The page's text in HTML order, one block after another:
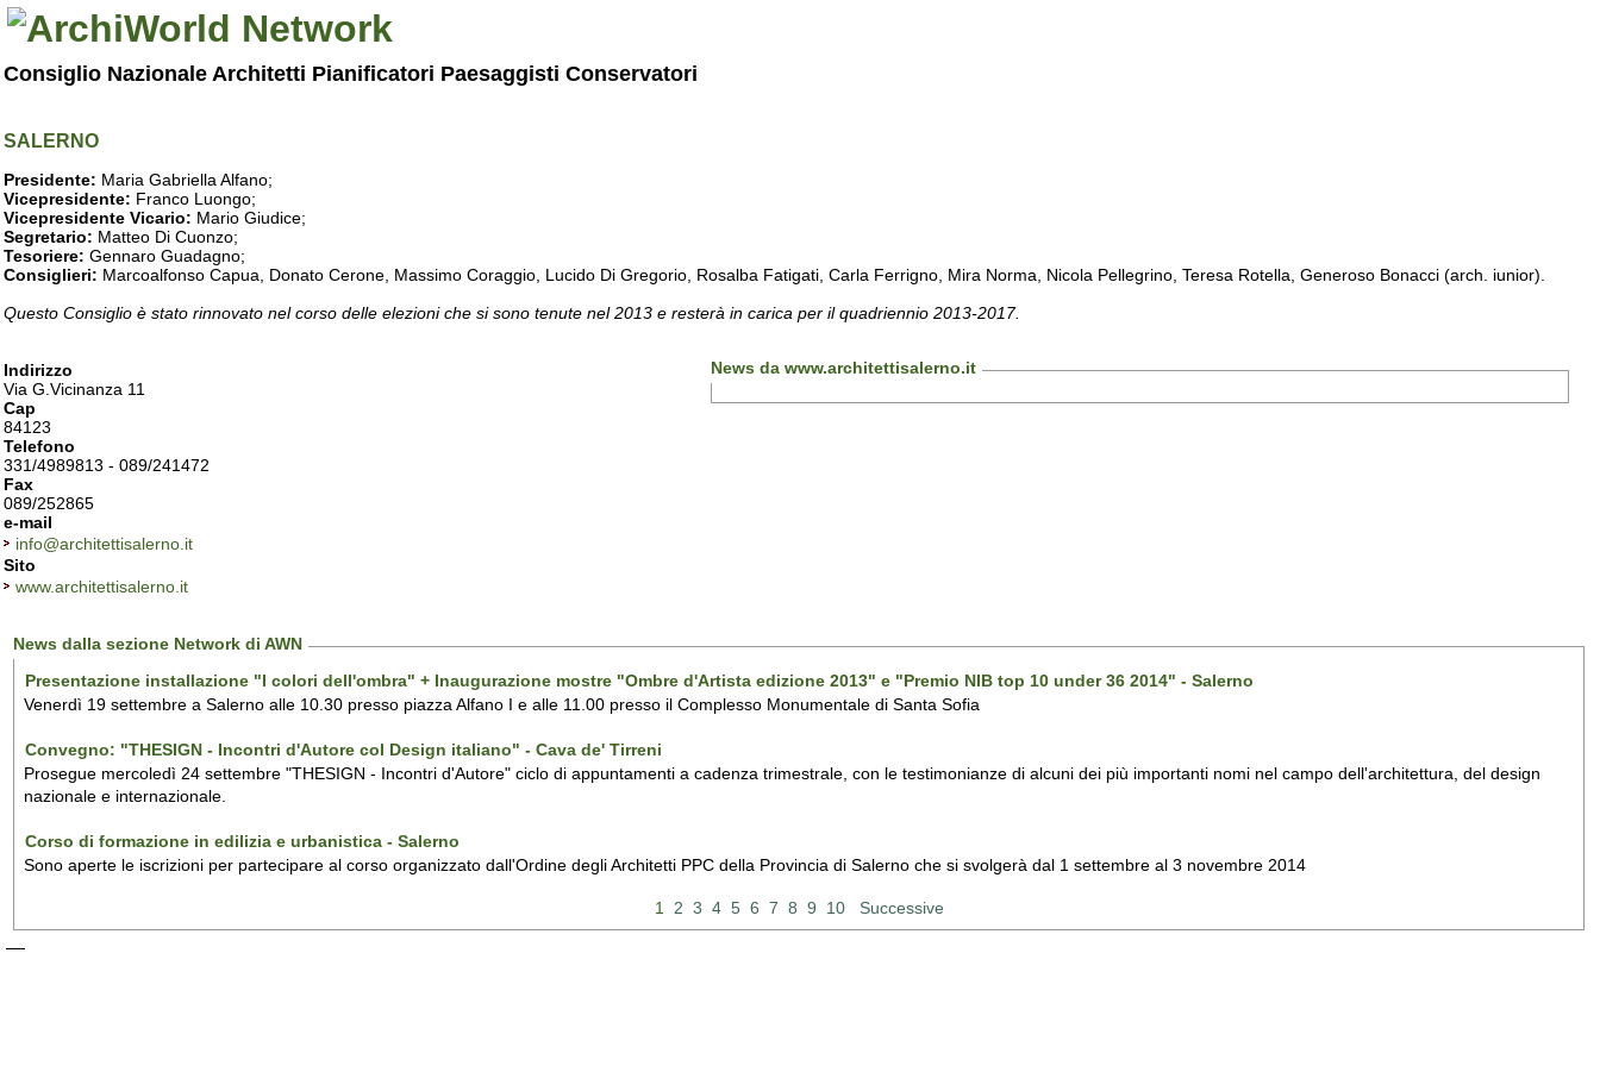
Consiglio Nazionale Architetti Pianificatori Paesaggisti Conservatori
SALERNO
Presidente: Maria Gabriella Alfano;
Vicepresidente: Franco Luongo;
Vicepresidente Vicario: Mario Giudice;
Segretario: Matteo Di Cuonzo;
Tesoriere: Gennaro Guadagno;
Consiglieri: Marcoalfonso Capua, Donato Cerone, Massimo Coraggio, Lucido Di Gregorio, Rosalba Fatigati, Carla Ferrigno, Mira Norma, Nicola Pellegrino, Teresa Rotella, Generoso Bonacci (arch. iunior).
Questo Consiglio è stato rinnovato nel corso delle elezioni che si sono tenute nel 2013 e resterà in carica per il quadriennio 2013-2017.
Indirizzo
Via G.Vicinanza 11
Cap
84123
Telefono
331/4989813 - 089/241472
Fax
089/252865
e-mail
info@architettisalerno.it
Sito
www.architettisalerno.it
News da www.architettisalerno.it
News dalla sezione Network di AWN
Presentazione installazione "I colori dell'ombra" + Inaugurazione mostre "Ombre d'Artista edizione 2013" e "Premio NIB top 10 under 36 2014" - Salerno
Venerdì 19 settembre a Salerno alle 10.30 presso piazza Alfano I e alle 11.00 presso il Complesso Monumentale di Santa Sofia
Convegno: "THESIGN - Incontri d'Autore col Design italiano" - Cava de' Tirreni
Prosegue mercoledì 24 settembre "THESIGN - Incontri d'Autore" ciclo di appuntamenti a cadenza trimestrale, con le testimonianze di alcuni dei più importanti nomi nel campo dell'architettura, del design
nazionale e internazionale.
Corso di formazione in edilizia e urbanistica - Salerno
Sono aperte le iscrizioni per partecipare al corso organizzato dall'Ordine degli Architetti PPC della Provincia di Salerno che si svolgerà dal 1 settembre al 3 novembre 2014
1 2 3 4 5 6 7 8 9 10 Successive